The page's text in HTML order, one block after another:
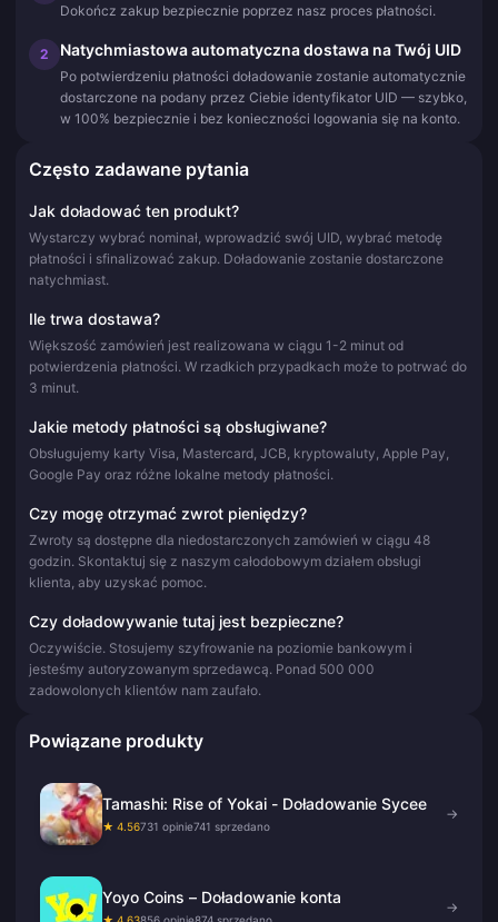
Dokończ zakup bezpiecznie poprzez nasz proces płatności.
2 Natychmiastowa automatyczna dostawa na Twój UID
Po potwierdzeniu płatności doładowanie zostanie automatycznie
dostarczone na podany przez Ciebie identyfikator UID — szybko,
w 100% bezpiecznie i bez konieczności logowania się na konto.
Często zadawane pytania
Jak doładować ten produkt?
Wystarczy wybrać nominał, wprowadzić swój UID, wybrać metodę
płatności i sfinalizować zakup. Doładowanie zostanie dostarczone
natychmiast.
Ile trwa dostawa?
Większość zamówień jest realizowana w ciągu 1-2 minut od
potwierdzenia płatności. W rzadkich przypadkach może to potrwać do
3 minut.
Jakie metody płatności są obsługiwane?
Obsługujemy karty Visa, Mastercard, JCB, kryptowaluty, Apple Pay,
Google Pay oraz różne lokalne metody płatności.
Czy mogę otrzymać zwrot pieniędzy?
Zwroty są dostępne dla niedostarczonych zamówień w ciągu 48
godzin. Skontaktuj się z naszym całodobowym działem obsługi
klienta, aby uzyskać pomoc.
Czy doładowywanie tutaj jest bezpieczne?
Oczywiście. Stosujemy szyfrowanie na poziomie bankowym i
jesteśmy autoryzowanym sprzedawcą. Ponad 500 000
zadowolonych klientów nam zaufało.
Powiązane produkty
Tamashi: Rise of Yokai - Doładowanie Sycee
★ 4.56731 opinie741 sprzedano
→
Yoyo Coins – Doładowanie konta
★ 4.63856 opinie874 sprzedano
→